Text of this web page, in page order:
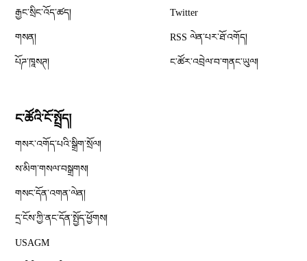
རྒྱང་སྲིང་འོད་ཚད།
གསན།
པོཌ་ཁཱསཊ།
Twitter
RSS ལེན་པར་ཐོ་འགོད།
ང་ཚོར་འབྲེལ་བ་གནང་ཡུལ།
ང་ཚོའི་ངོ་སྤྲོད།
གསར་འགོད་པའི་སྒྲིག་སྲོལ།
ས་མིག་གསལ་བསྒྲགས།
གསང་དོན་འགན་ལེན།
དྲ་ངོས་ཀྱི་ནང་དོན་སྤྱོད་ཕྱོགས།
USAGM